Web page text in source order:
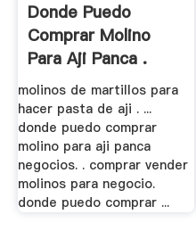
Donde Puedo
Comprar Molino
Para Aji Panca .
molinos de martillos para
hacer pasta de aji . ...
donde puedo comprar
molino para aji panca
negocios. . comprar vender
molinos para negocio.
donde puedo comprar ...